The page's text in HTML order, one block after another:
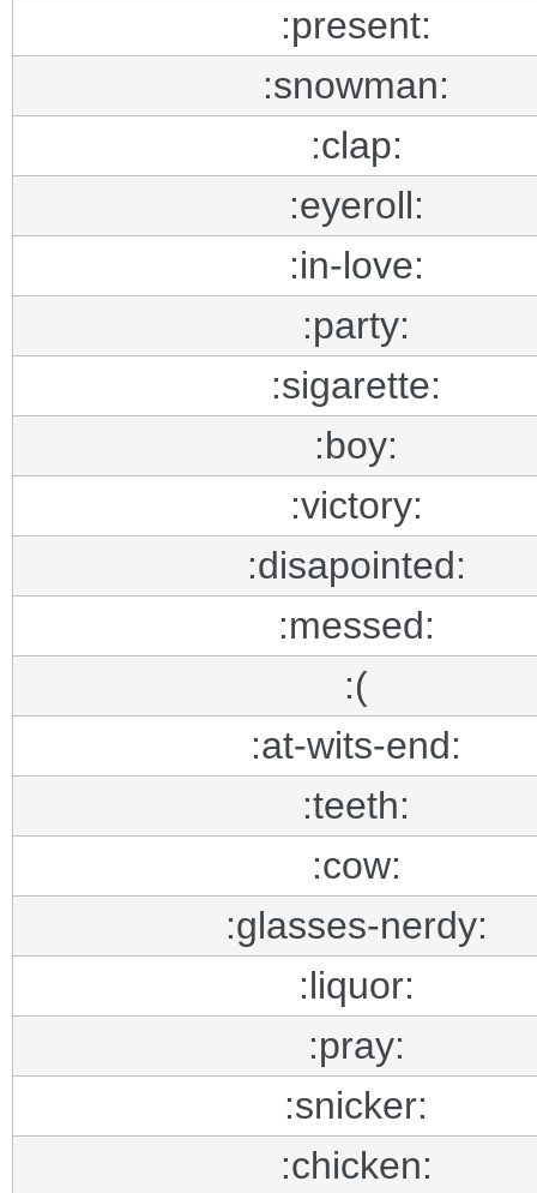
:present:
:snowman:
:clap:
:eyeroll:
:in-love:
:party:
:sigarette:
:boy:
:victory:
:disapointed:
:messed:
:(
:at-wits-end:
:teeth:
:cow:
:glasses-nerdy:
:liquor:
:pray:
:snicker:
:chicken: